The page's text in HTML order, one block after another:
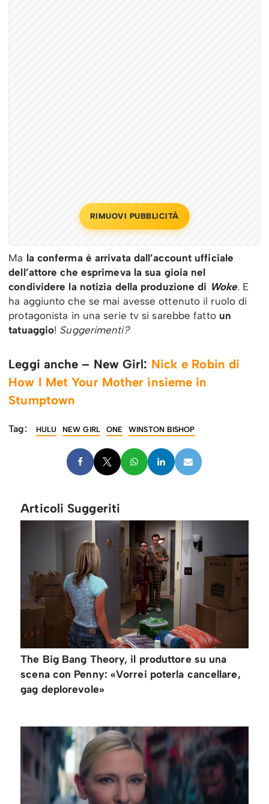
RIMUOVI PUBBLICITÀ
Ma la conferma è arrivata dall’account ufficiale
dell’attore che esprimeva la sua gioia nel
condividere la notizia della produzione di Woke. E
ha aggiunto che se mai avesse ottenuto il ruolo di
protagonista in una serie tv si sarebbe fatto un
tatuaggio! Suggerimenti?
Leggi anche – New Girl: Nick e Robin di
How I Met Your Mother insieme in
Stumptown
Tag: HULU NEW GIRL ONE WINSTON BISHOP
Articoli Suggeriti
The Big Bang Theory, il produttore su una
scena con Penny: «Vorrei poterla cancellare,
gag deplorevole»